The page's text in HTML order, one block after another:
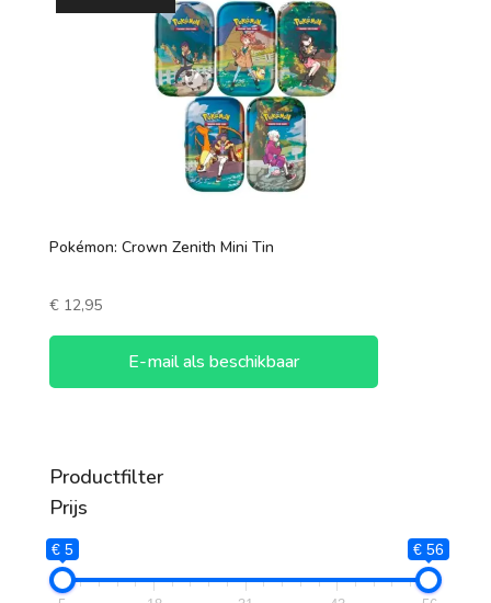
Pokémon: Crown Zenith Mini Tin
€12,95
E-mail als beschikbaar
Productfilter
Prijs
€ 5 € 56